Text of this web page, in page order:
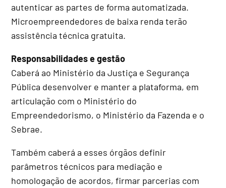
autenticar as partes de forma automatizada.
Microempreendedores de baixa renda terão
assistência técnica gratuita.
Responsabilidades e gestão
Caberá ao Ministério da Justiça e Segurança
Pública desenvolver e manter a plataforma, em
articulação com o Ministério do
Empreendedorismo, o Ministério da Fazenda e o
Sebrae.
Também caberá a esses órgãos definir
parâmetros técnicos para mediação e
homologação de acordos, firmar parcerias com